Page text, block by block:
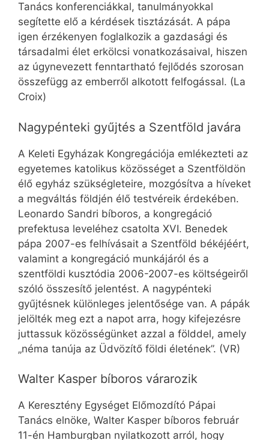
Tanács konferenciákkal, tanulmányokkal
segítette elő a kérdések tisztázását. A pápa
igen érzékenyen foglalkozik a gazdasági és
társadalmi élet erkölcsi vonatkozásaival, hiszen
az úgynevezett fenntartható fejlődés szorosan
összefügg az emberről alkotott felfogással. (La
Croix)
Nagypénteki gyűjtés a Szentföld javára
A Keleti Egyházak Kongregációja emlékezteti az
egyetemes katolikus közösséget a Szentföldön
élő egyház szükségleteire, mozgósítva a híveket
a megváltás földjén élő testvéreik érdekében.
Leonardo Sandri bíboros, a kongregáció
prefektusa leveléhez csatolta XVI. Benedek
pápa 2007-es felhívásait a Szentföld békéjéért,
valamint a kongregáció munkájáról és a
szentföldi kusztódia 2006-2007-es költségeiről
szóló összesítő jelentést. A nagypénteki
gyűjtésnek különleges jelentősége van. A pápák
jelölték meg ezt a napot arra, hogy kifejezésre
juttassuk közösségünket azzal a földdel, amely
„néma tanúja az Üdvözítő földi életének”. (VR)
Walter Kasper bíboros várarozik
A Keresztény Egységet Előmozdító Pápai
Tanács elnöke, Walter Kasper bíboros február
11-én Hamburgban nyilatkozott arról, hogy